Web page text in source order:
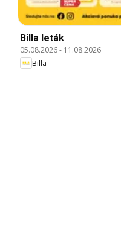
Billa leták
05.08.2026- 11.08.2026
Billa